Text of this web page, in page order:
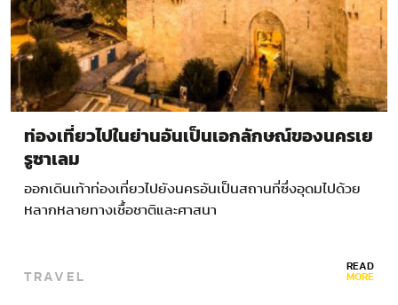
ท่องเที่ยวไปในย่านอันเป็นเอกลักษณ์ของนครเย
รูซาเลม
ออกเดินเท้าท่องเที่ยวไปยังนครอันเป็นสถานที่ซึ่งอุดมไปด้วย
หลากหลายทางเชื้อชาติและศาสนา
TRAVEL READ
MORE